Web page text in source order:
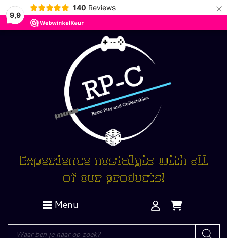
9,9
140 Reviews ×
Experience nostalgia with all
of our products!
Menu
Producten